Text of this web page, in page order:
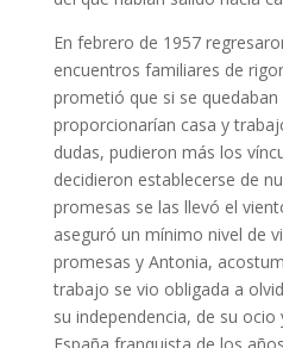
En febrero de 1957
encuentros familiares de
prometió que si se quedaban
proporcionarían casa y
dudas, pudieron más los
decidieron establecerse de
promesas se las llevó el
aseguró un mínimo nivel de
promesas y Antonia,
trabajo se vio obligada a
su independencia, de su
España franquista de los